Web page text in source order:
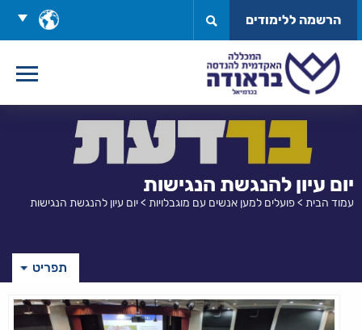
לתוכן
בחר
שפה
הרשמה ללימודים
יום עיון להנגשת הנגישות
עמוד הבית >פועלים למען אנשים עם מוגבלויות >יום עיון להנגשת הנגישות
תפריט